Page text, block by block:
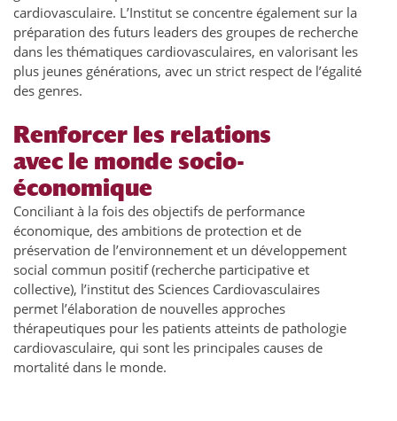
cardiovasculaire. L’Institut se concentre également sur la
préparation des futurs leaders des groupes de recherche
dans les thématiques cardiovasculaires, en valorisant les
plus jeunes générations, avec un strict respect de l’égalité
des genres.
Renforcer les relations
avec le monde socio-
économique
Conciliant à la fois des objectifs de performance
économique, des ambitions de protection et de
préservation de l’environnement et un développement
social commun positif (recherche participative et
collective), l’institut des Sciences Cardiovasculaires
permet l’élaboration de nouvelles approches
thérapeutiques pour les patients atteints de pathologie
cardiovasculaire, qui sont les principales causes de
mortalité dans le monde.